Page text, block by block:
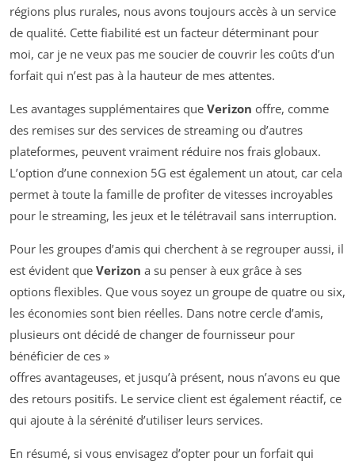
régions plus rurales, nous avons toujours accès à un service
de qualité. Cette fiabilité est un facteur déterminant pour
moi, car je ne veux pas me soucier de couvrir les coûts d’un
forfait qui n’est pas à la hauteur de mes attentes.
Les avantages supplémentaires que Verizon offre, comme
des remises sur des services de streaming ou d’autres
plateformes, peuvent vraiment réduire nos frais globaux.
L’option d’une connexion 5G est également un atout, car cela
permet à toute la famille de profiter de vitesses incroyables
pour le streaming, les jeux et le télétravail sans interruption.
Pour les groupes d’amis qui cherchent à se regrouper aussi, il
est évident que Verizon a su penser à eux grâce à ses
options flexibles. Que vous soyez un groupe de quatre ou six,
les économies sont bien réelles. Dans notre cercle d’amis,
plusieurs ont décidé de changer de fournisseur pour
bénéficier de ces »
offres avantageuses, et jusqu’à présent, nous n’avons eu que
des retours positifs. Le service client est également réactif, ce
qui ajoute à la sérénité d’utiliser leurs services.
En résumé, si vous envisagez d’opter pour un forfait qui